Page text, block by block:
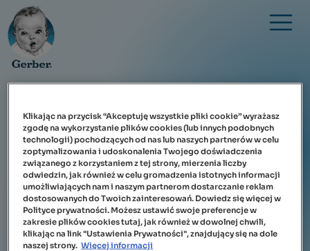
Przejdź do treści
Rossmannie!
Strona główna
Zaloguj się
O klubiku
Obraz
Podwajamy Punkty w
Klubiku Gerber!
W dniach 23.08 do
09.09.2024 r. zapraszamy do
wzięcia udziału w
wyjątkowej akcji
Klikając na przycisk “Akceptuję wszystkie pliki cookie” wyrażasz
zgodę na wykorzystanie plików cookies (lub innych podobnych
technologii) pochodzących od nas lub naszych partnerów w celu
zoptymalizowania i udoskonalenia Twojego doświadczenia
związanego z korzystaniem z tej strony, mierzenia liczby
odwiedzin, jak również w celu gromadzenia istotnych informacji
umożliwiających nam i naszym partnerom dostarczanie reklam
dostosowanych do Twoich zainteresowań. Dowiedz się więcej w
Polityce prywatności. Możesz ustawić swoje preferencje w
zakresie plików cookies tutaj, jak również w dowolnej chwili,
klikając na link "Ustawienia Prywatności", znajdujący się na dole
naszej strony. Więcej informacji